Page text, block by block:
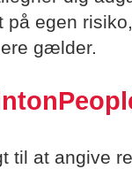
på egen
gælder.
til at angive